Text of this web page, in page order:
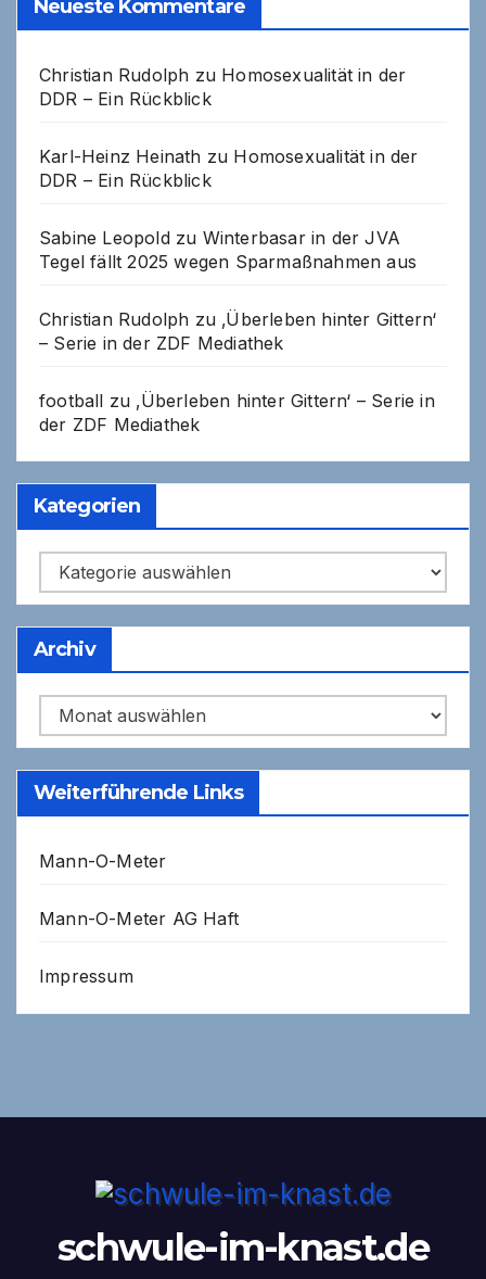
Neueste Kommentare
Christian Rudolph zu Homosexualität in der
DDR – Ein Rückblick
Karl-Heinz Heinath zu Homosexualität in der
DDR – Ein Rückblick
Sabine Leopoldzu Winterbasar in der JVA
Tegel fällt 2025 wegen Sparmaßnahmen aus
Christian Rudolph zu ‚Überleben hinter Gittern‘
– Serie in der ZDF Mediathek
football zu ‚Überleben hinter Gittern‘ – Serie in
der ZDF Mediathek
Kategorien
Kategorien
Archiv
Archiv
Weiterführende Links
Mann-O-Meter
Mann-O-Meter AG Haft
Impressum
schwule-im-knast.de